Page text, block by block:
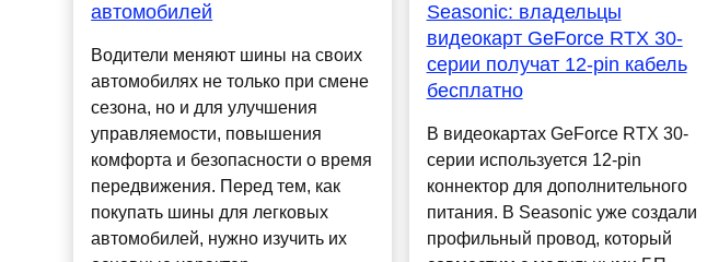
автомобилей
Водители меняют шины на своих
автомобилях не только при смене
сезона, но и для улучшения
управляемости, повышения
комфорта и безопасности о время
передвижения. Перед тем, как
покупать шины для легковых
автомобилей, нужно изучить их
Seasonic: владельцы
видеокарт GeForce RTX 30-
серии получат 12-pin кабель
бесплатно
В видеокартах GeForce RTX 30-
серии используется 12-pin
коннектор для дополнительного
питания. В Seasonic уже создали
профильный провод, который